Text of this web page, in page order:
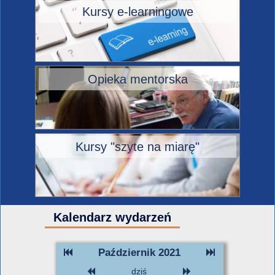
Kursy e-learningowe
Opieka mentorska
Kursy "szyte na miarę"
Kalendarz wydarzeń
Październik 2021
dziś